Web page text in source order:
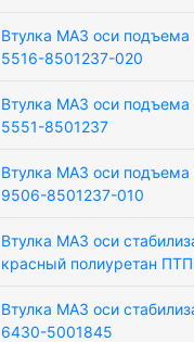
Втулка МАЗ оси
5516-8501237-020
Втулка МАЗ оси
5551-8501237
Втулка МАЗ оси
9506-8501237-010
Втулка МАЗ оси
красный полиуретан
Втулка МАЗ оси
6430-5001845